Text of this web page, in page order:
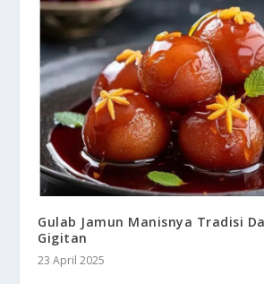
Gulab Jamun Manisnya Tradisi
Gigitan
23 April 2025